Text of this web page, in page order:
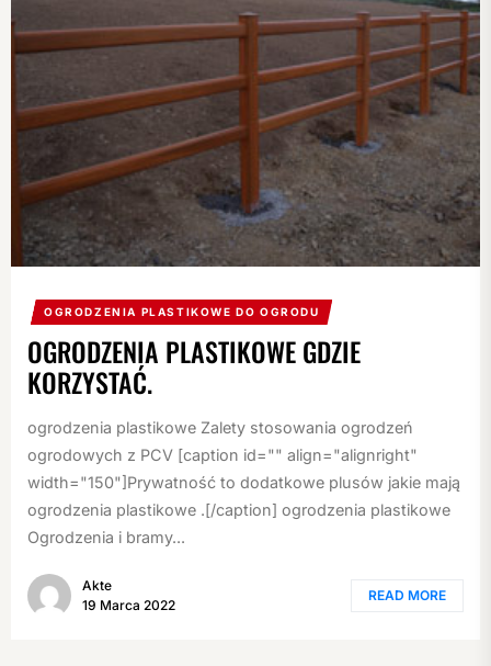
OGRODZENIA PLASTIKOWE DO OGRODU
OGRODZENIA PLASTIKOWE GDZIE
KORZYSTAĆ.
ogrodzenia plastikowe Zalety stosowania ogrodzeń
ogrodowych z PCV [caption id="" align="alignright"
width="150"]Prywatność to dodatkowe plusów jakie mają
ogrodzenia plastikowe .[/caption] ogrodzenia plastikowe
Ogrodzenia i bramy...
Akte
19 Marca 2022
READ MORE